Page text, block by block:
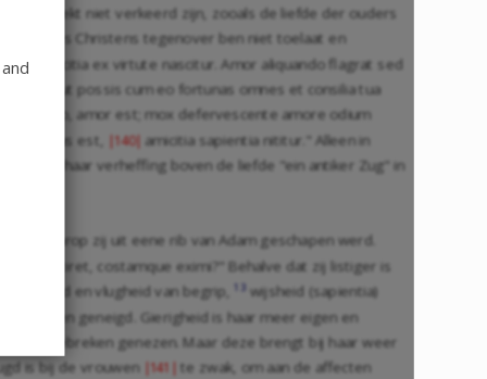
volstrekt niet verkeerd zijn, zooals de liefde der ouders
des Christens tegenover ben niet toelaat en
amicitia ex virtute nascitur. Amor aliquando flagrat sed
ut possis cum eo fortunas omnes et consilia tua
amor est; mox defervescente amore odium
caecus est,
|140| amicitia sapientia nititur." Alleen in
blijft haar verheffing boven de liefde "ein antiker Zug" in
waarop zij uit eene rib van Adam geschapen werd.
sentiret, costamque eximi?" Behalve dat zij listiger is
en vlugheid van begrip,
13 wijsheid (sapientia)
zonden geneigd. Gierigheid is haar meer eigen en
die gebreken genezen. Maar deze brengt bij haar weer
is bij de vrouwen
|141| te zwak, om aan de affecten